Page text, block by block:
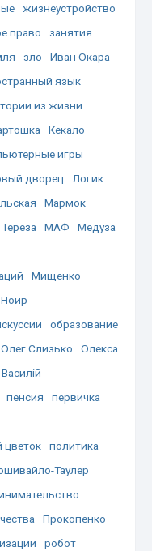
жизнеустройство
право
занятия
зло
Иван Окара
язык
из жизни
Кекало
игры
дворец
Логик
Мармок
МАФ
Медуза
Мищенко
Ноир
образование
Олег Слизько
Олекса
пенсия
первичка
цветок
политика
Таулер
Прокопенко
робот